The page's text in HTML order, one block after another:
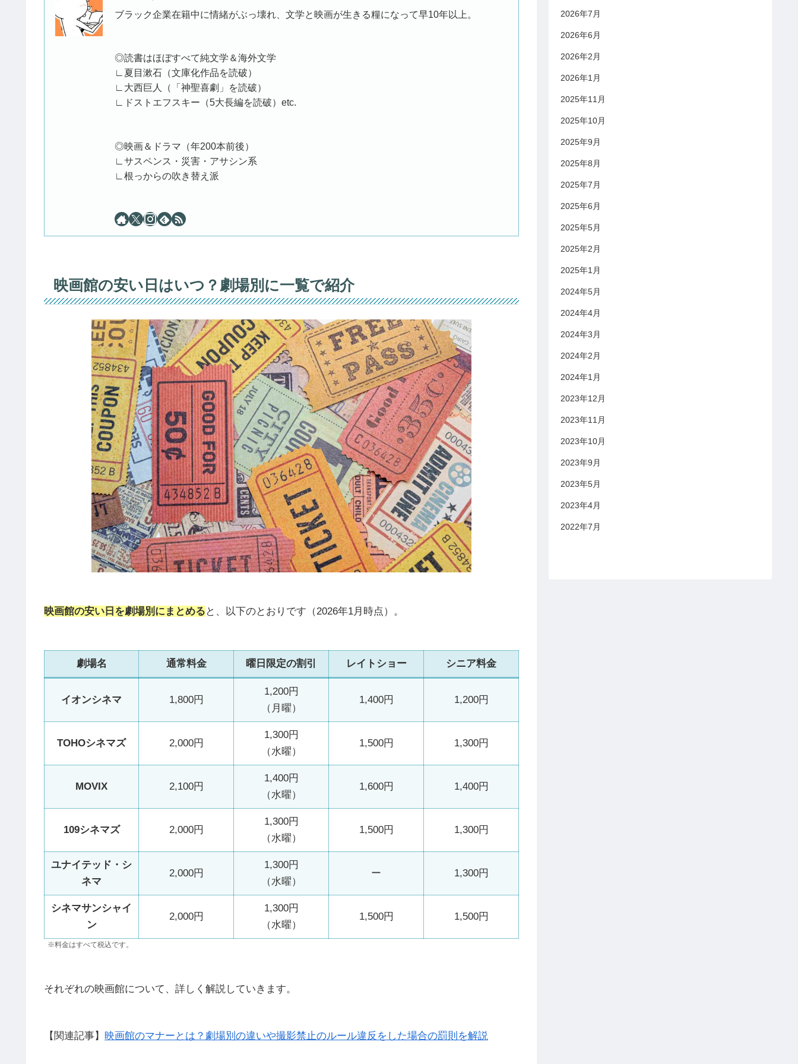
ブラック企業在籍中に情緒がぶっ壊れ、文学と映画が生きる糧になって早10年以上。
◎読書はほぼすべて純文学＆海外文学
∟夏目漱石（文庫化作品を読破）
∟大西巨人（「神聖喜劇」を読破）
∟ドストエフスキー（5大長編を読破）etc.
◎映画＆ドラマ（年200本前後）
∟サスペンス・災害・アサシン系
∟根っからの吹き替え派
映画館の安い日はいつ？劇場別に一覧で紹介
映画館の安い日を劇場別にまとめる と、以下のとおりです（2026年1月時点）。
劇場名 通常料金 曜日限定の割引 レイトショー シニア料金
イオンシネマ 1,800円
1,200円
（月曜）
1,400円 1,200円
TOHOシネマズ 2,000円
1,300円
（水曜）
1,500円 1,300円
MOVIX 2,100円
1,400円
（水曜）
1,600円 1,400円
109シネマズ 2,000円
1,300円
（水曜）
1,500円 1,300円
ユナイテッド・シ
ネマ
2,000円
1,300円
（水曜）
ー 1,300円
シネマサンシャイ
ン
2,000円
1,300円
（水曜）
1,500円 1,500円
※料金はすべて税込です。
それぞれの映画館について、詳しく解説していきます。
【関連記事】 映画館のマナーとは？劇場別の違いや撮影禁止のルール違反をした場合の罰則を解説
2026年7月
2026年6月
2026年2月
2026年1月
2025年11月
2025年10月
2025年9月
2025年8月
2025年7月
2025年6月
2025年5月
2025年2月
2025年1月
2024年5月
2024年4月
2024年3月
2024年2月
2024年1月
2023年12月
2023年11月
2023年10月
2023年9月
2023年5月
2023年4月
2022年7月